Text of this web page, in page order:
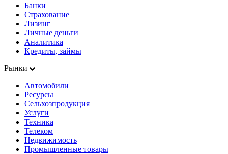
Банки
Страхование
Лизинг
Личные деньги
Аналитика
Кредиты, займы
Рынки
Автомобили
Ресурсы
Сельхозпродукция
Услуги
Техника
Телеком
Недвижимость
Промышленные товары